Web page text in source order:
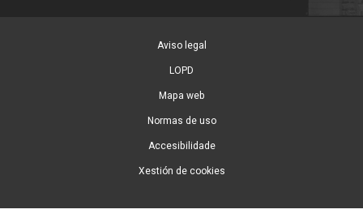
Aviso legal
LOPD
Mapa web
Normas de uso
Accesibilidade
Xestión de cookies